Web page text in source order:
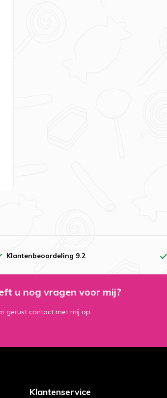
Klantenbeoordeling 9.2
u nog vragen voor mij?
gerust contact met mij op.
Klantenservice